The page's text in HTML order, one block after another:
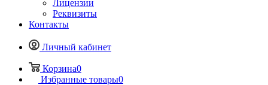
Лицензии
Реквизиты
Контакты
Личный кабинет
Корзина0
Избранные товары0